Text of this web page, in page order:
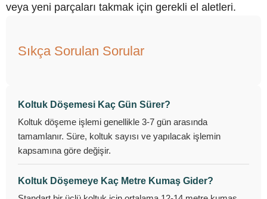
veya yeni parçaları takmak için gerekli el aletleri.
Sıkça Sorulan Sorular
Koltuk Döşemesi Kaç Gün Sürer?
Koltuk döşeme işlemi genellikle 3-7 gün arasında
tamamlanır. Süre, koltuk sayısı ve yapılacak işlemin
kapsamına göre değişir.
Koltuk Döşemeye Kaç Metre Kumaş Gider?